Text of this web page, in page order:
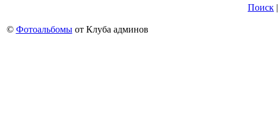
Поиск |
© Фотоальбомыот Клуба админов